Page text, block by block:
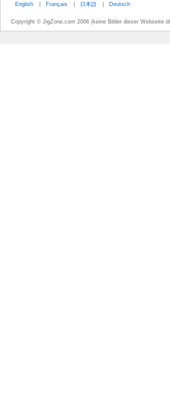
English | Français | 日本語 | Deutsch
Copyright © JigZone.com 2006 (keine Bilder dieser Webseite